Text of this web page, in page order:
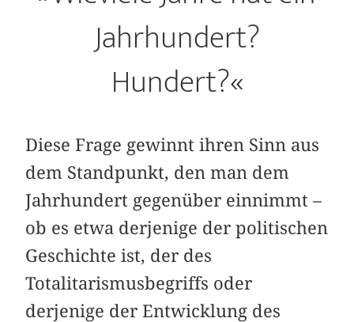
Jahrhundert?
Hundert?«
Diese Frage gewinnt ihren Sinn aus
dem Standpunkt, den man dem
Jahrhundert gegenüber einnimmt –
ob es etwa derjenige der politischen
Geschichte ist, der des
Totalitarismusbegriffs oder
derjenige der Entwicklung des